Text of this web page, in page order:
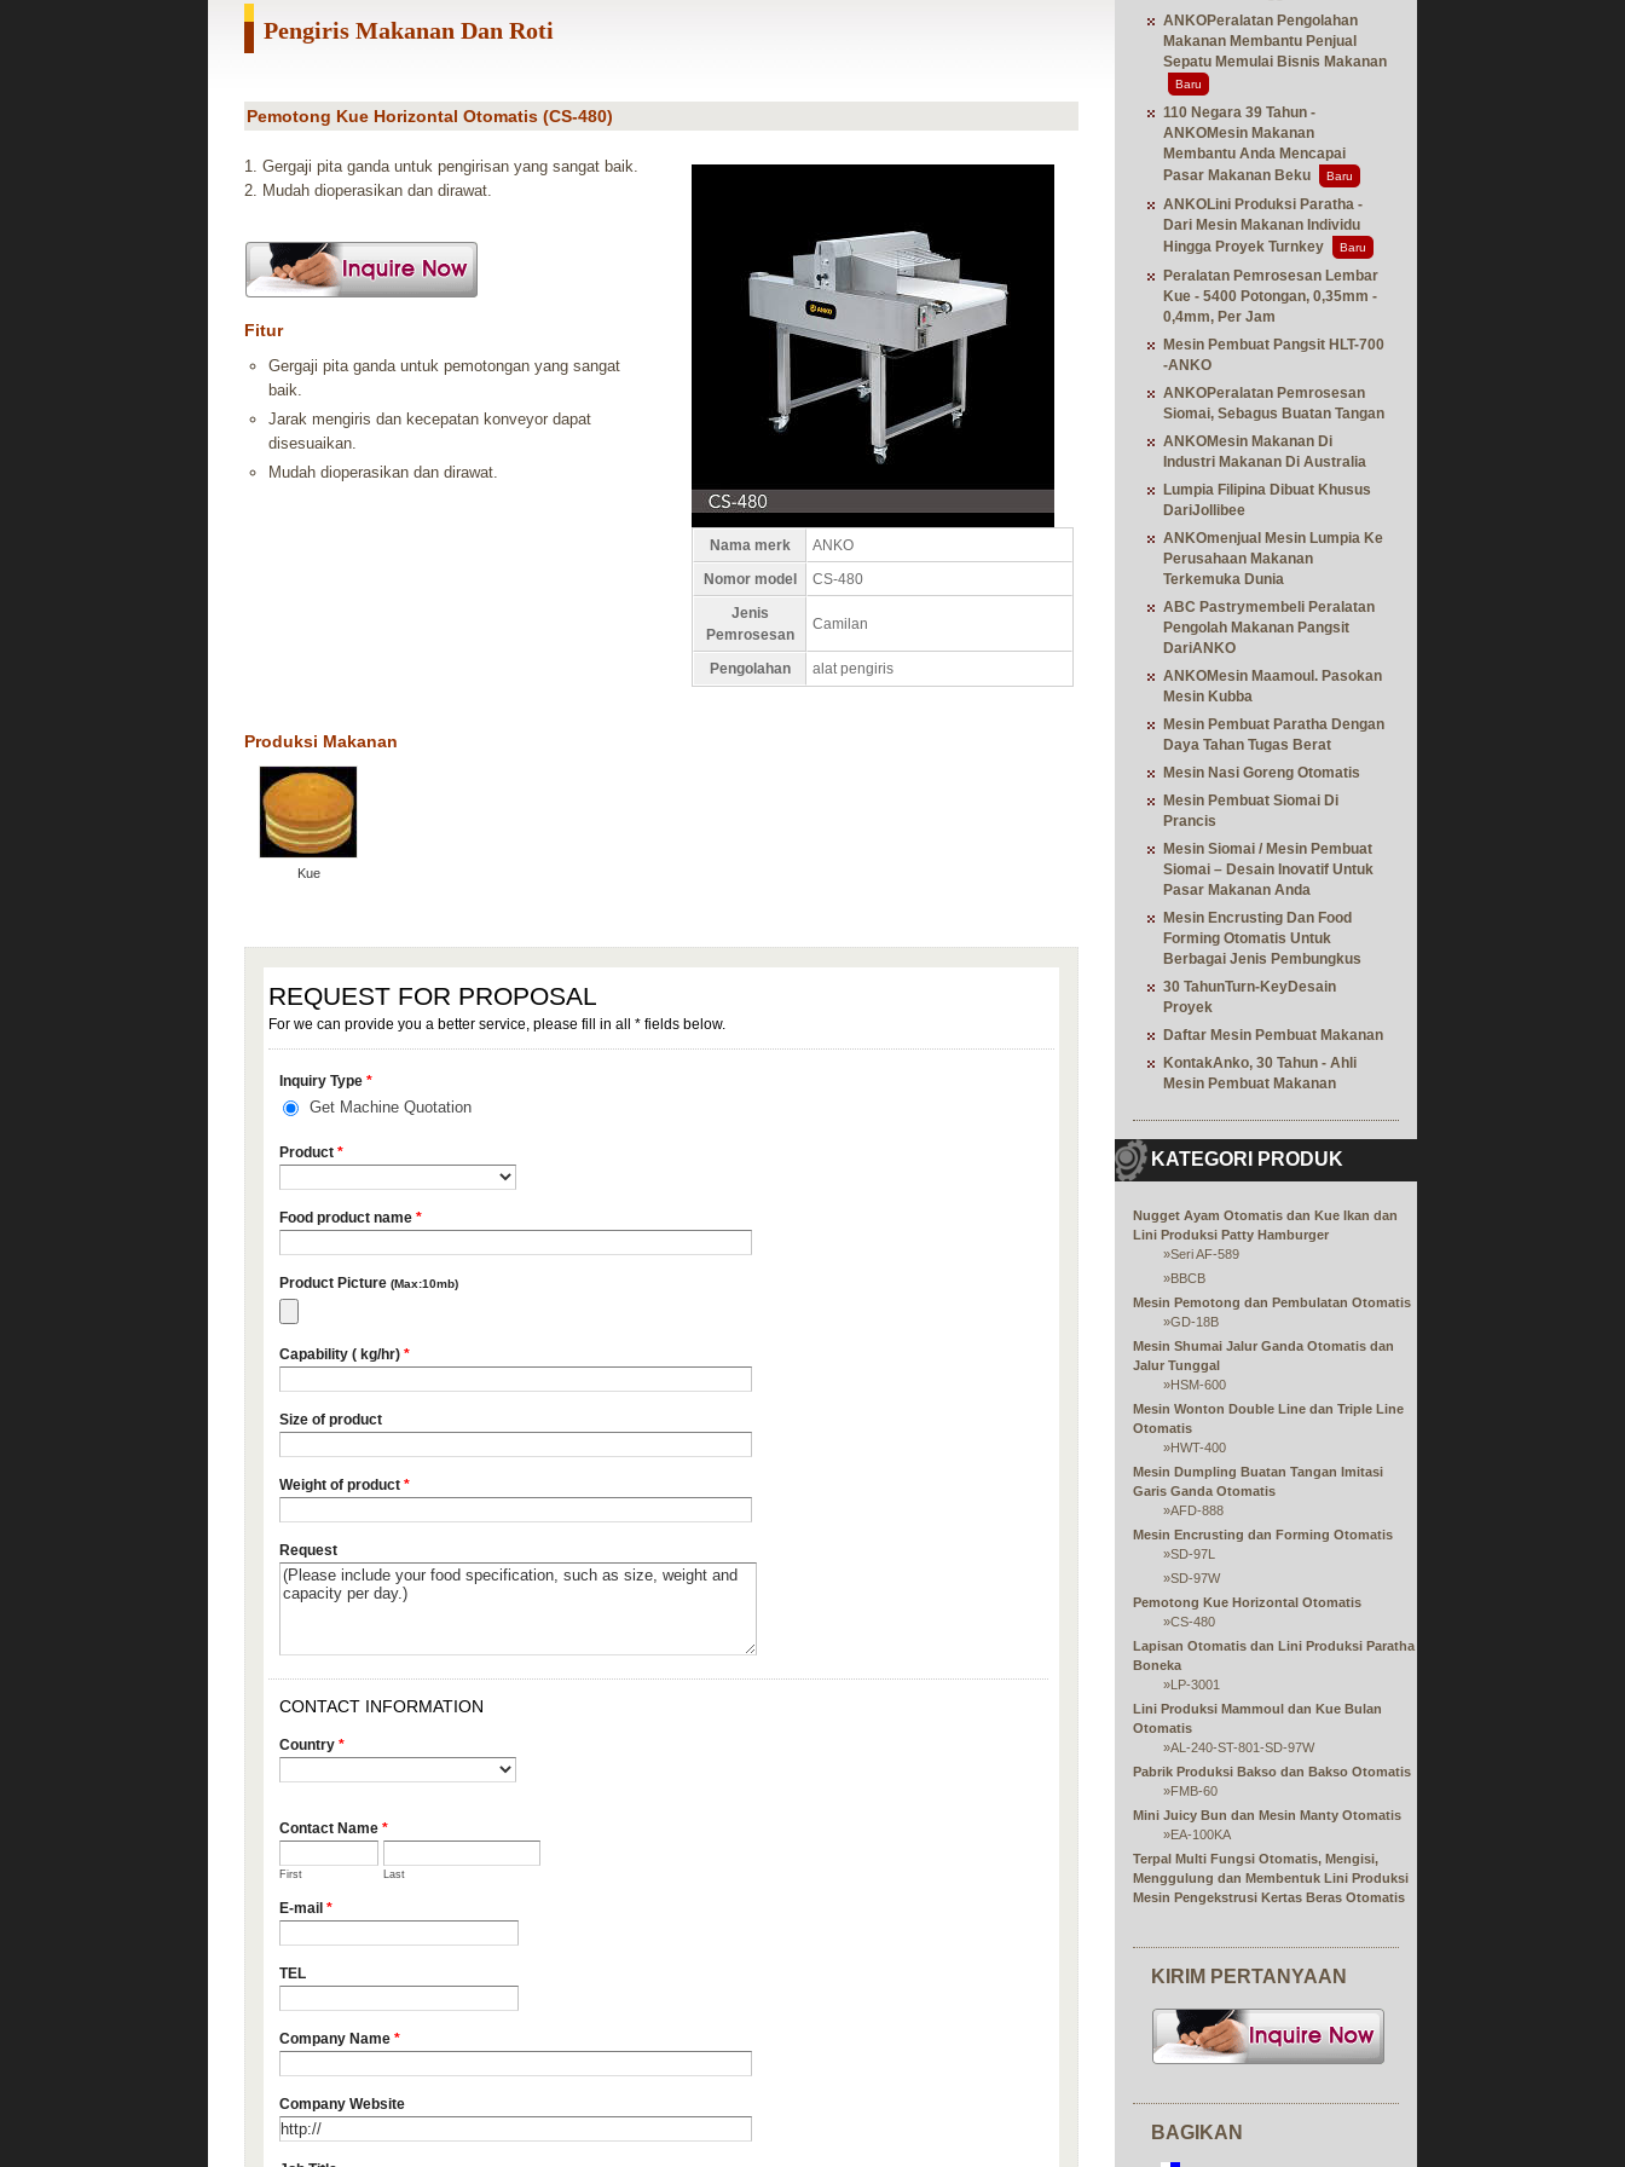
Pengiris Makanan Dan Roti
Pemotong Kue Horizontal Otomatis (CS-480)
Nama merk
ANKO
Nomor model
CS-480
Jenis
Pemrosesan
Camilan
Pengolahan alat pengiris
1. Gergaji pita ganda untuk pengirisan yang sangat baik.
2. Mudah dioperasikan dan dirawat.
Fitur
Gergaji pita ganda untuk pemotongan yang sangat
baik.
Jarak mengiris dan kecepatan konveyor dapat
disesuaikan.
Mudah dioperasikan dan dirawat.
Produksi Makanan
Kue
ANKOPeralatan Pengolahan
Makanan Membantu Penjual
Sepatu Memulai Bisnis Makanan
Baru
110 Negara 39 Tahun -
ANKOMesin Makanan
Membantu Anda Mencapai
Pasar Makanan Beku
Baru
ANKOLini Produksi Paratha -
Dari Mesin Makanan Individu
Hingga Proyek Turnkey
Baru
Peralatan Pemrosesan Lembar
Kue - 5400 Potongan, 0,35mm -
0,4mm, Per Jam
Mesin Pembuat Pangsit HLT-700
-ANKO
ANKOPeralatan Pemrosesan
Siomai, Sebagus Buatan Tangan
ANKOMesin Makanan Di
Industri Makanan Di Australia
Lumpia Filipina Dibuat Khusus
DariJollibee
ANKOmenjual Mesin Lumpia Ke
Perusahaan Makanan
Terkemuka Dunia
ABC Pastrymembeli Peralatan
Pengolah Makanan Pangsit
DariANKO
ANKOMesin Maamoul. Pasokan
Mesin Kubba
Mesin Pembuat Paratha Dengan
Daya Tahan Tugas Berat
Mesin Nasi Goreng Otomatis
Mesin Pembuat Siomai Di
Prancis
Mesin Siomai / Mesin Pembuat
Siomai – Desain Inovatif Untuk
Pasar Makanan Anda
Mesin Encrusting Dan Food
Forming Otomatis Untuk
Berbagai Jenis Pembungkus
30 TahunTurn-KeyDesain
Proyek
Daftar Mesin Pembuat Makanan
KontakAnko, 30 Tahun - Ahli
Mesin Pembuat Makanan
KATEGORI PRODUK
Nugget Ayam Otomatis dan Kue Ikan dan
Lini Produksi Patty Hamburger
»Seri AF-589
»BBCB
Mesin Pemotong dan Pembulatan Otomatis
»GD-18B
Mesin Shumai Jalur Ganda Otomatis dan
Jalur Tunggal
»HSM-600
Mesin Wonton Double Line dan Triple Line
Otomatis
»HWT-400
Mesin Dumpling Buatan Tangan Imitasi
Garis Ganda Otomatis
»AFD-888
Mesin Encrusting dan Forming Otomatis
»SD-97L
»SD-97W
Pemotong Kue Horizontal Otomatis
»CS-480
Lapisan Otomatis dan Lini Produksi Paratha
Boneka
»LP-3001
Lini Produksi Mammoul dan Kue Bulan
Otomatis
»AL-240-ST-801-SD-97W
Pabrik Produksi Bakso dan Bakso Otomatis
»FMB-60
Mini Juicy Bun dan Mesin Manty Otomatis
»EA-100KA
Terpal Multi Fungsi Otomatis, Mengisi,
Menggulung dan Membentuk Lini Produksi
Mesin Pengekstrusi Kertas Beras Otomatis
dari Spring Roll Jari Ujung Terbuka
Mesin Lembar Spring Roll dan Samosa
Pastry Otomatis
»Seri SRP
Lini Produksi Gulungan Eag
»ER-24
KIRIM PERTANYAAN
BAGIKAN